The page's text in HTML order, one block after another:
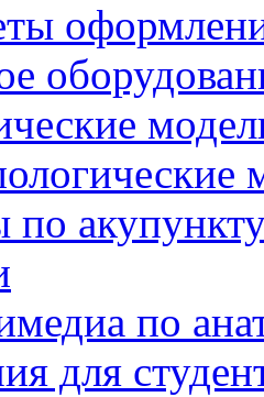
по
по
для